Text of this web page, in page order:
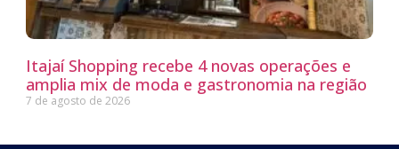
Itajaí Shopping recebe 4 novas operações e
amplia mix de moda e gastronomia na região
7 de agosto de 2026